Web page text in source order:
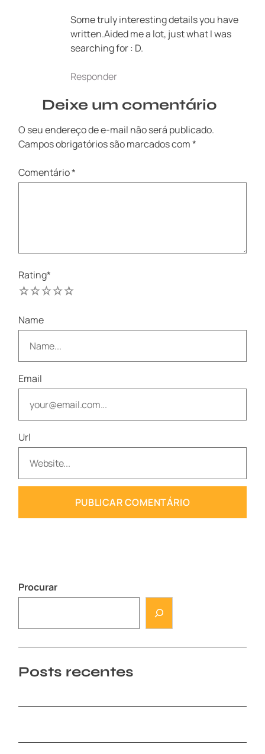
Some truly interesting details you have
written.Aided me a lot, just what I was
searching for : D.
Responder
Deixe um comentário
O seu endereço de e-mail não será publicado.
Campos obrigatórios são marcados com*
Comentário*
Rating*
5
4
3
2
Name
Email
Url
Procurar
Posts recentes